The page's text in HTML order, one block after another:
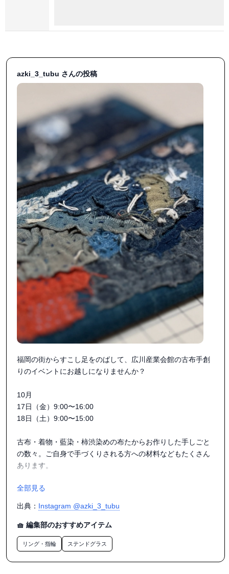
azki_3_tubu さんの投稿
福岡の街からすこし足をのばして、広川産業会館の古布手創
りのイベントにお越しになりませんか？
10月
17日（金）9:00〜16:00
18日（土）9:00〜15:00
古布・着物・藍染・柿渋染めの布たからお作りした手しごと
の数々。ご自身で手づくりされる方への材料などもたくさん
あります。
産業会館駐車場の一角では、昭和レトロな雰囲気たっぷりの
蚤の市も開催されます。アンティークの趣きを好む方にもき
っと喜んでいただけると思います。
会場でお会いできることを楽しみにしております💕
全部見る
出典： Instagram @azki_3_tubu
🧺 編集部のおすすめアイテム
リング・指輪 ステンドグラス